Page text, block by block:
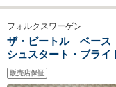
フォルクスワーゲン
ザ・ビートル ベース
シュスタート・ブライ
Bluetooth・USB・HID
ンカー
販売店保証